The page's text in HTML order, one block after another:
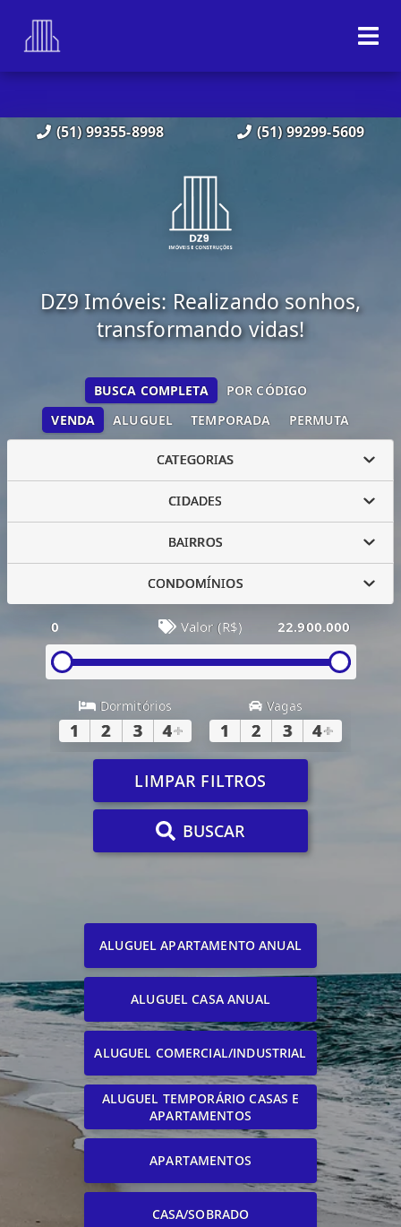
(51) 99355-8998 (51) 99299-5609
DZ9 Imóveis: Realizando sonhos,
transformando vidas!
VENDA ALUGUEL TEMPORADA PERMUTA
BUSCA COMPLETA POR CÓDIGO
CATEGORIAS
CIDADES
BAIRROS
CONDOMÍNIOS
0 Valor (R$) 22.900.000
Dormitórios
1 2 3 4+
Vagas
1 2 3 4+
LIMPAR FILTROS
BUSCAR
ALUGUEL APARTAMENTO ANUAL
ALUGUEL CASA ANUAL
ALUGUEL COMERCIAL/INDUSTRIAL
ALUGUEL TEMPORÁRIO CASAS E
APARTAMENTOS
APARTAMENTOS
CASA/SOBRADO